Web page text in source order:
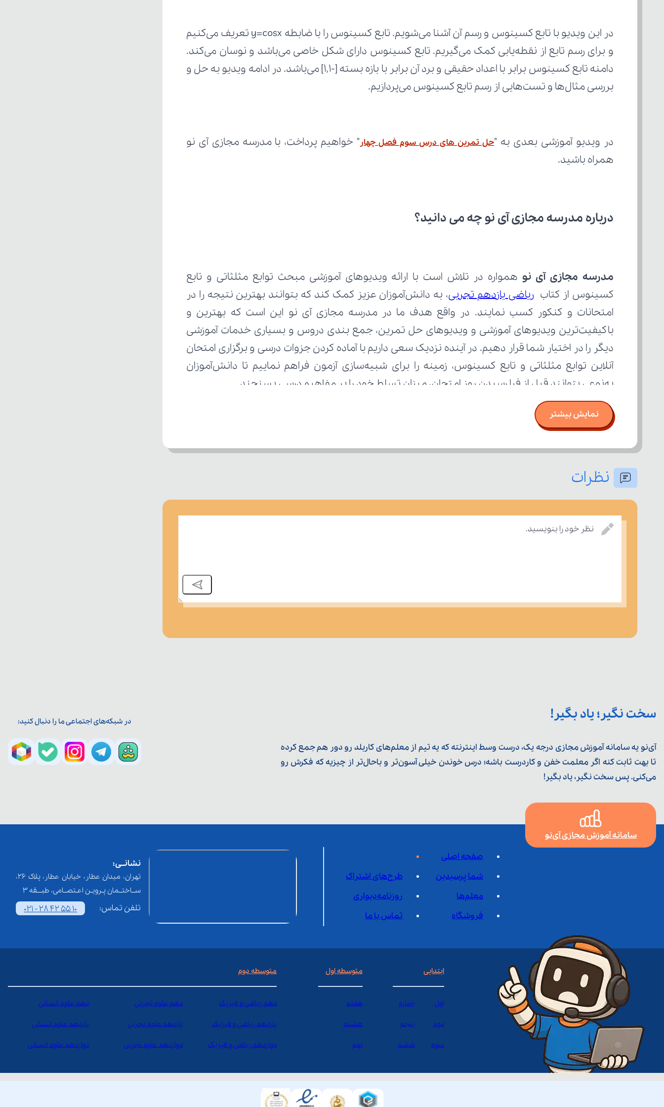
بررسی مثال‌ها و تست‌هایی از رسم تابع کسینوس می‌پردازیم.
در ویدیو آموزشی بعدی به "حل تمرین های درس سوم فصل چهار
همراه باشید.
درباره مدرسه مجازی آی نو چه می‌ دانید؟
مدرسه مجازی آی نو
کسینوس از کتاب ریاضی یازدهم تجربی
به‌نوعی بتوانند قبل از فرا رسیدن روز امتحان، میزان تسلط خود را بر مفاهیم درسی بسنجند.
نمایش بیشتر
نظرات
نظر خود را بنویسید.
سخت نگیر؛ یاد بگیر!
آی‌نو یه سامانه آموزش مجازی درجه یک، درست وسط اینترنته که یه تیم از معلم‌‌های کاربلد رو دور هم جمع کرده
تا بهت ثابت کنه اگر معلمت خفن و کاردرست باشه؛ درس خوندن خیلی آسون‌تر و باحال‌تر از چیزیه که فکرش رو
می‌کنی. پس سخت نگیر، یاد بگیر!
در شبکه‌های اجتماعی ما را دنبال کنید:
سامانه آموزش مجازی آی‌نو
صفحه اصلی
شما پرسیدین
طرح‌های اشتراک
معلم‌ها
روزنامه‌دیواری
فروشگاه
تماس با ما
نشانــی:
تهران، میدان عطار، خیابان عطار، پلاک 26،
ســاختــمان پـرویـن اعـتصــامی، طبـــقه 3
تلفن تماس: 021 - 28 42 55 10
ابتدایی
اول چهارم
دوم پنجم
سوم ششم
متوسطه اول
هفتم
هشتم
نهم
متوسطه دوم
دهم ریاضی و فیزیک دهم علوم تجربی دهم علوم انسانی
یازدهم ریاضی و فیزیک یازدهم علوم تجربی یازدهم علوم انسانی
دوازدهم ریاضی و فیزیک دوازدهم علوم تجربی دوازدهم علوم انسانی